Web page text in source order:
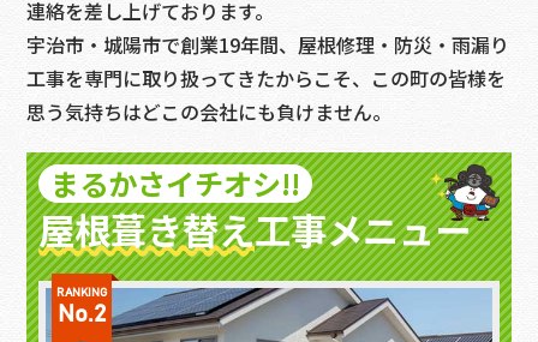
連絡を差し上げております。
宇治市・城陽市で創業19年間、屋根修理・防災・雨漏り
工事を専門に取り扱ってきたからこそ、この町の皆様を
思う気持ちはどこの会社にも負けません。
まるかさイチオシ!!
屋根葺き替え工事メニュー
RANKING
No.2